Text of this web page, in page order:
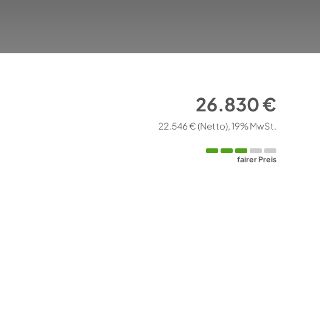
26.830 €
22.546 €(Netto) 19% MwSt.
fairer Preis